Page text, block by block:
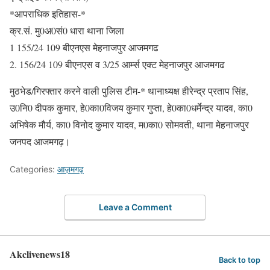
*आपराधिक इतिहास-*
क्र.सं. मु0अ0सं0 धारा थाना जिला
1 155/24 109 बीएनएस मेहनाजपुर आजमगढ
2. 156/24 109 बीएनएस व 3/25 आर्म्स एक्ट मेहनाजपुर आजमगढ
मुठभेड/गिरफ्तार करने वाली पुलिस टीम-* थानाध्यक्ष हीरेन्द्र प्रताप सिंह,
उ0नि0 दीपक कुमार, हे0का0विजय कुमार गुप्ता, हे0का0धर्मेन्द्र यादव, का0
अभिषेक मौर्य, का0 विनोद कुमार यादव, म0का0 सोमवती, थाना मेहनाजपुर
जनपद आजमगढ़।
Categories: आज़मगढ़
Leave a Comment
Akclivenews18 Back to top